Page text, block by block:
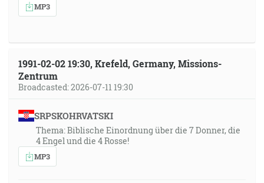
MP3
1991-02-02 19:30, Krefeld, Germany, Missions-
Zentrum
Broadcasted: 2026-07-11 19:30
SRPSKOHRVATSKI
Thema: Biblische Einordnung über die 7 Donner, die
4 Engel und die 4 Rosse!
MP3